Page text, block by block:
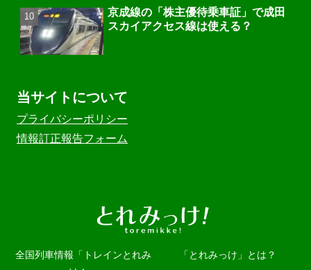
京成線の「株主優待乗車証」で成田
スカイアクセス線は使える？
当サイトについて
プライバシーポリシー
情報訂正報告フォーム
全国列車情報「トレインとれみ
「とれみっけ」とは？